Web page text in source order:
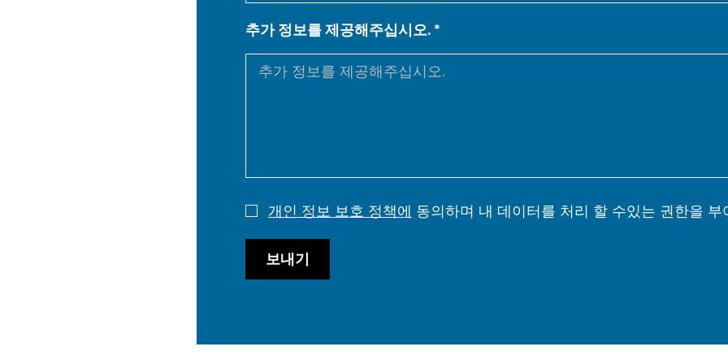
추가 정보를 제공해주십시오.
개인 정보 보호 정책에 동의하며 내 데이터를 처리 할 수있는 권한을 부
보내기
DE IT ES